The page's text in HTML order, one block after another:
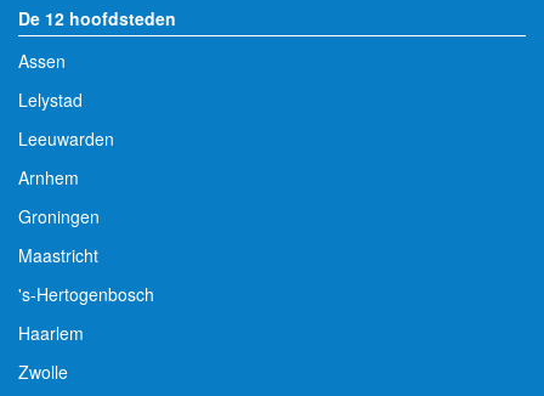
De 12 hoofdsteden
Assen
Lelystad
Leeuwarden
Arnhem
Groningen
Maastricht
's-Hertogenbosch
Haarlem
Zwolle